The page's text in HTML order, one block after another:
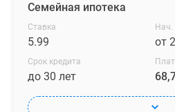
Семейная ипотека
Ставка
5.99
Нач.
от
Срок кредита
до 30 лет